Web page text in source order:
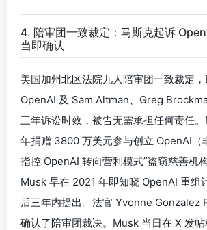
4. 陪审团一致裁定：马斯克起诉
当即确认
美国加州北区法院九人陪审团一致裁定
OpenAI 及 Sam Altman、Greg
三年诉讼时效，被告无需承担任何责任
年捐赠 3800 万美元参与创立 OpenAI（
指控 OpenAI 转向营利模式”盗窃慈善机
Musk 早在 2021 年即知晓 OpenAI 重组
后三年内提出。法官 Yvonne Gonzalez
确认了陪审团裁决。Musk 当日在 X 发